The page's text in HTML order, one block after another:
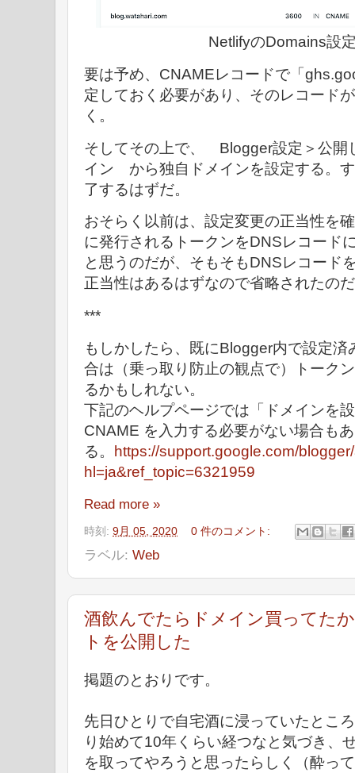
NetlifyのDomains設
要は予め、CNAMEレコードで「
定しておく必要があり、そのレコード
く。
そしてその上で、 Blogger設定＞公開
イン から独自ドメインを設定する。
了するはずだ。
おそらく以前は、設定変更の正当性を
に発行されるトークンをDNSレコード
と思うのだが、そもそもDNSレコード
正当性はあるはずなので省略されたの
***
もしかしたら、既にBlogger内で設定
合は（乗っ取り防止の観点で）トーク
るかもしれない。
下記のヘルプページでは「ドメインを
CNAME を入力する必要がない場合も
る。
https://support.google.com/
hl=ja&ref_topic=6321959
Read more »
時刻: 9月 05, 2020 0 件のコメント:
ラベル: Web
酒飲んでたらドメイン買ってた
トを公開した
掲題のとおりです。
先日ひとりで自宅酒に浸っていたとこ
り始めて10年くらい経つなと気づき、
を取ってやろうと思ったらしく（酔っ